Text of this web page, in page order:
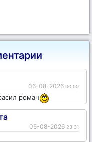
06-08-2026 00:00
роман
05-08-2026 23:31